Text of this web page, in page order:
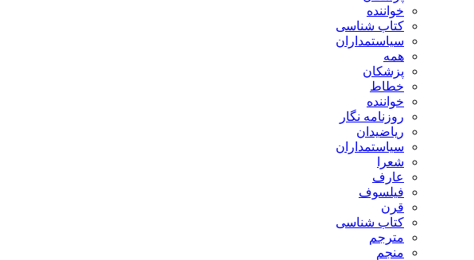
خواننده
کتاب شناسی
سیاستمداران
همه
پزشکان
خطاط
خواننده
روزنامه نگار
ریاضیدان
سیاستمداران
شعرا
عارف
فیلسوف
قرن
کتاب شناسی
مترجم
منجم